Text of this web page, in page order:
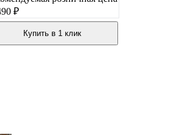
₽
Купить в 1 клик